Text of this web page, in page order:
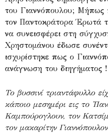
του Γιαννόπουλου; Μήπως
τον Παντοκράτορα Έρωτά
να συνεισφέρει στη
Χρηστομάνου έδωσε
ισχυρίστηκε πως ο
ανάγνωση του διηγήματος !
Το βυσσινί τριαντάφυλλο
κάποιο μεσημέρι εις το
Καμπούρογλουν, τον
τον μακαρίτην